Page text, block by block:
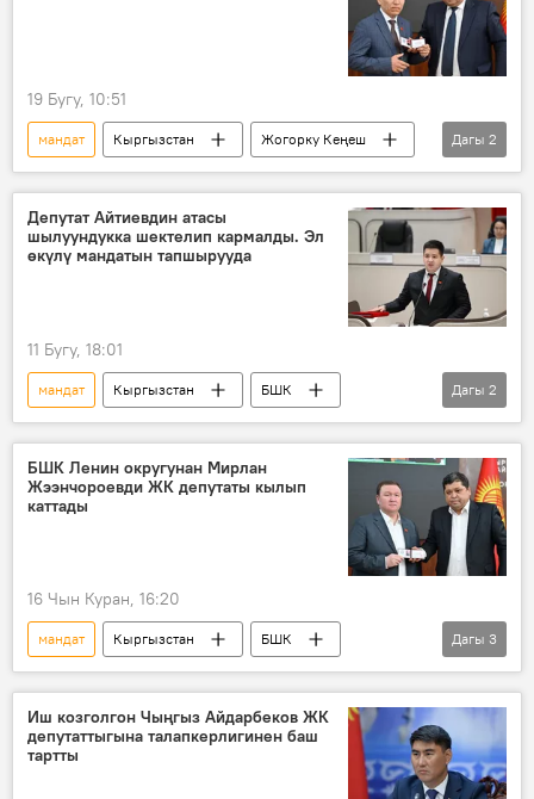
19 Бугу, 10:51
мандат Кыргызстан
Жогорку Кеңеш
БШК
Максат Алымбеков
Дагы 2
Депутат Айтиевдин атасы
шылуундукка шектелип кармалды. Эл
өкүлү мандатын тапшырууда
11 Бугу, 18:01
мандат Кыргызстан
БШК
депутат
арыз
Дагы 2
БШК Ленин округунан Мирлан
Жээнчороевди ЖК депутаты кылып
каттады
16 Чын Куран, 16:20
мандат Кыргызстан
БШК
Мирлан Жээнчороев
Жогорку Кеңеш
Дагы 3
Иш козголгон Чыңгыз Айдарбеков ЖК
депутаттыгына талапкерлигинен баш
тартты